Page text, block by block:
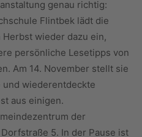
genau richtig:
Flintbek lädt die
wieder dazu ein,
persönliche Lesetipps von
Am 14. November stellt sie
und wiederentdeckte
aus einigen.
der
5. In der Pause ist